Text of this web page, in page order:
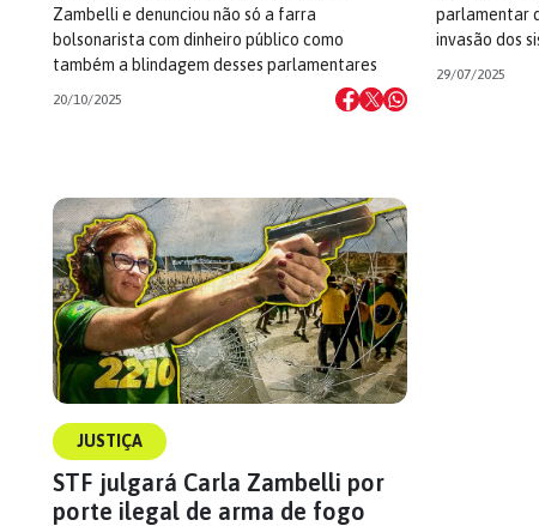
Zambelli e denunciou não só a farra
bolsonarista com dinheiro público como
também a blindagem desses parlamentares
20/10/2025
parlamentar
invasão dos
29/07/2025
JUSTIÇA
STF julgará Carla Zambelli por
porte ilegal de arma de fogo